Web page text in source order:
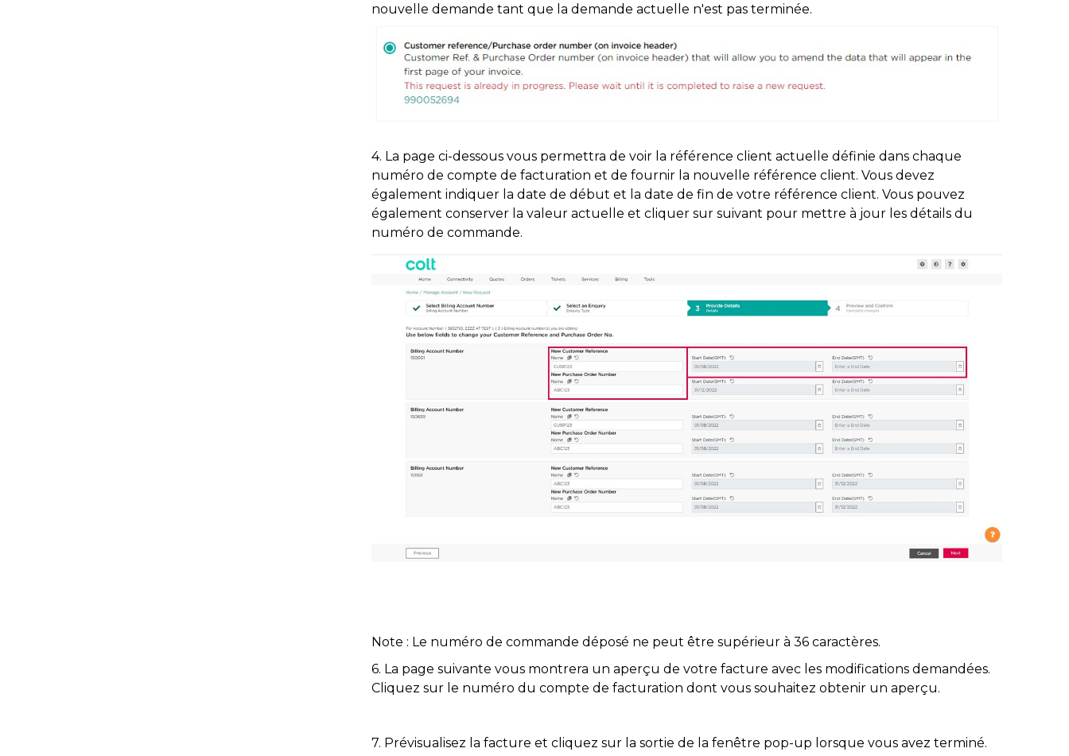
nouvelle demande tant que la demande actuelle n'est pas terminée.
4. La page ci-dessous vous permettra de voir la référence client actuelle définie dans chaque
numéro de compte de facturation et de fournir la nouvelle référence client. Vous devez
également indiquer la date de début et la date de fin de votre référence client. Vous pouvez
également conserver la valeur actuelle et cliquer sur suivant pour mettre à jour les détails du
numéro de commande.
Note : Le numéro de commande déposé ne peut être supérieur à 36 caractères.
6. La page suivante vous montrera un aperçu de votre facture avec les modifications demandées.
Cliquez sur le numéro du compte de facturation dont vous souhaitez obtenir un aperçu.
7. Prévisualisez la facture et cliquez sur la sortie de la fenêtre pop-up lorsque vous avez terminé.